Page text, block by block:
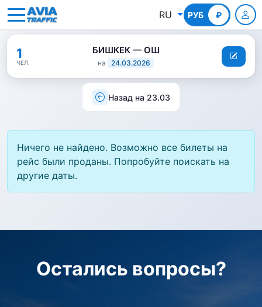
RU РУБ ₽
КГС
1
ЧЕЛ.
БИШКЕК — ОШ
на 24.03.2026
Назад на 23.03
Ничего не найдено. Возможно все билеты на
рейс были проданы. Попробуйте поискать на
другие даты.
Остались вопросы?